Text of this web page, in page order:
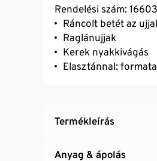
Rendelési szám:
Ráncolt betét az
Raglánujjak
Kerek nyakkivágás
Elasztánnal:
Termékleírás
Anyag & ápolás